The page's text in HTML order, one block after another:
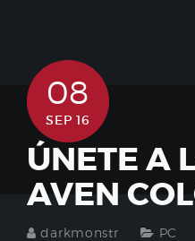
08
SEP 16
ÚNETE A
AVEN
darkmonstr PC